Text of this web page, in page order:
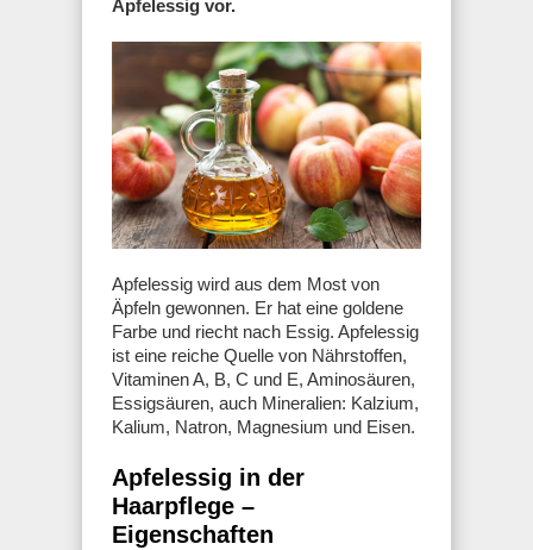
Apfelessig vor.
Apfelessig wird aus dem Most von
Äpfeln gewonnen. Er hat eine goldene
Farbe und riecht nach Essig. Apfelessig
ist eine reiche Quelle von Nährstoffen,
Vitaminen A, B, C und E, Aminosäuren,
Essigsäuren, auch Mineralien: Kalzium,
Kalium, Natron, Magnesium und Eisen.
Apfelessig in der
Haarpflege –
Eigenschaften